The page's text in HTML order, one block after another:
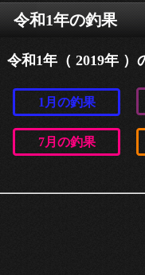
令和1年の釣果
令和1年（ 2019年 ）
7月の釣果
1月の釣果